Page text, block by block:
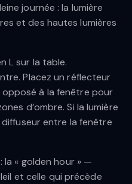
journée : la lumière
et des hautes lumières
L sur la table.
Placez un réflecteur
à la fenêtre pour
d’ombre. Si la lumière
entre la fenêtre
la « golden hour » —
et celle qui précède